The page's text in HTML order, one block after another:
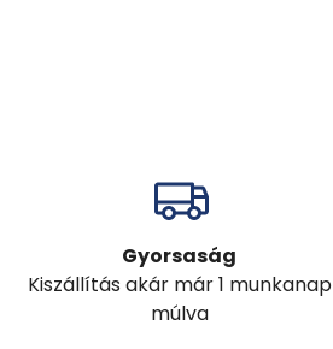
Gyorsaság
Kiszállítás akár már 1 munkanap
múlva